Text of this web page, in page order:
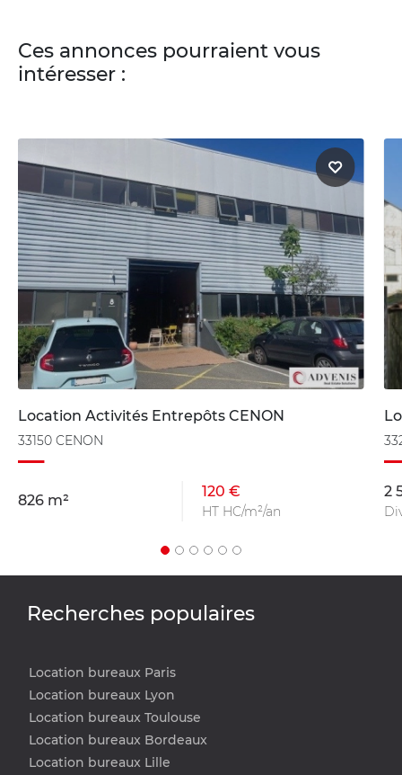
Ces annonces pourraient vous
intéresser :
Location Activités Entrepôts CENON
33150 CENON
826 m²
120 €
HT HC/m²/an
2
Recherches populaires
Location bureaux Paris
Location bureaux Lyon
Location bureaux Toulouse
Location bureaux Bordeaux
Location bureaux Lille